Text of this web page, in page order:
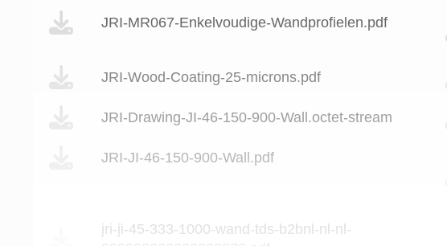
JRI-MR067-Enkelvoudige-Wandprofielen.pdf
JRI-Wood-Coating-25-microns.pdf
JRI-Drawing-JI-46-150-900-Wall.octet-stream
JRI-JI-46-150-900-Wall.pdf
jri-ji-45-333-1000-wand-tds-b2bnl-nl-nl-